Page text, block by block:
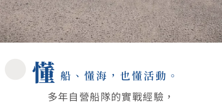
懂 船、懂海，也懂活動。
多年自營船隊的實戰經驗，